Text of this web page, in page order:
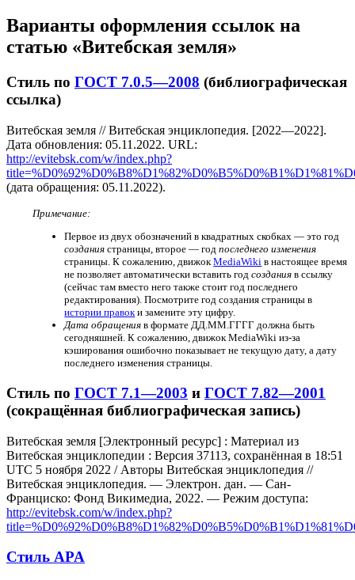
Варианты оформления ссылок на
статью «Витебская земля»
Стиль по ГОСТ 7.0.5—2008 (библиографическая
ссылка)
Витебская земля // Витебская энциклопедия. [2022—2022].
Дата обновления: 05.11.2022. URL:
http://evitebsk.com/w/index.php?
(дата обращения: 05.11.2022).
Примечание:
Первое из двух обозначений в квадратных скобках — это год
создания страницы, второе — годпоследнего изменения
страницы. К сожалению, движокMediaWiki в настоящее время
не позволяет автоматически вставить годсоздания в ссылку
(сейчас там вместо него также стоит год последнего
редактирования). Посмотрите год создания страницы в
истории правоки замените эту цифру.
Дата обращения в формате ДД.ММ.ГГГГ должна быть
сегодняшней. К сожалению, движок MediaWiki из-за
кэширования ошибочно показывает не текущую дату, а дату
последнего изменения страницы.
Стиль по ГОСТ 7.1—2003 и ГОСТ 7.82—2001
(сокращённая библиографическая запись)
Витебская земля [Электронный ресурс] : Материал из
Витебская энциклопедии : Версия 37113, сохранённая в 18:51
UTC 5 ноября 2022 / Авторы Витебская энциклопедия //
Витебская энциклопедия. — Электрон. дан. — Сан-
Франциско: Фонд Викимедиа, 2022. — Режим доступа:
http://evitebsk.com/w/index.php?
Стиль APA